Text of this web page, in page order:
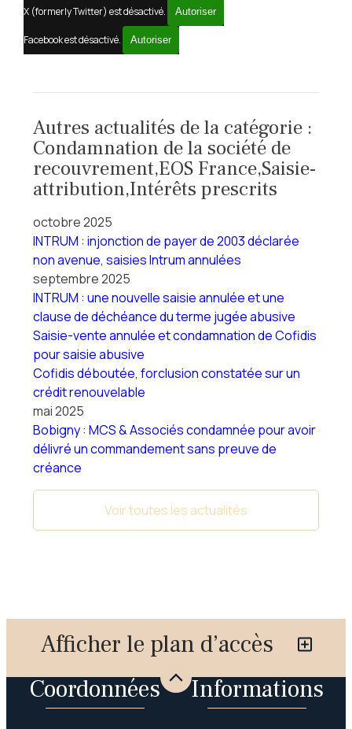
X (formerly Twitter) est désactivé. Autoriser
Facebook est désactivé. Autoriser
Autres actualités de la catégorie :
Condamnation de la société de
recouvrement,EOS France,Saisie-
attribution,Intérêts prescrits
octobre 2025
INTRUM : injonction de payer de 2003 déclarée
non avenue, saisies Intrum annulées
septembre 2025
INTRUM : une nouvelle saisie annulée et une
clause de déchéance du terme jugée abusive
Saisie-vente annulée et condamnation de Cofidis
pour saisie abusive
Cofidis déboutée, forclusion constatée sur un
crédit renouvelable
mai 2025
Bobigny : MCS & Associés condamnée pour avoir
délivré un commandement sans preuve de
créance
Voir toutes les actualités
Afficher le plan d’accès
Coordonnées
Informations